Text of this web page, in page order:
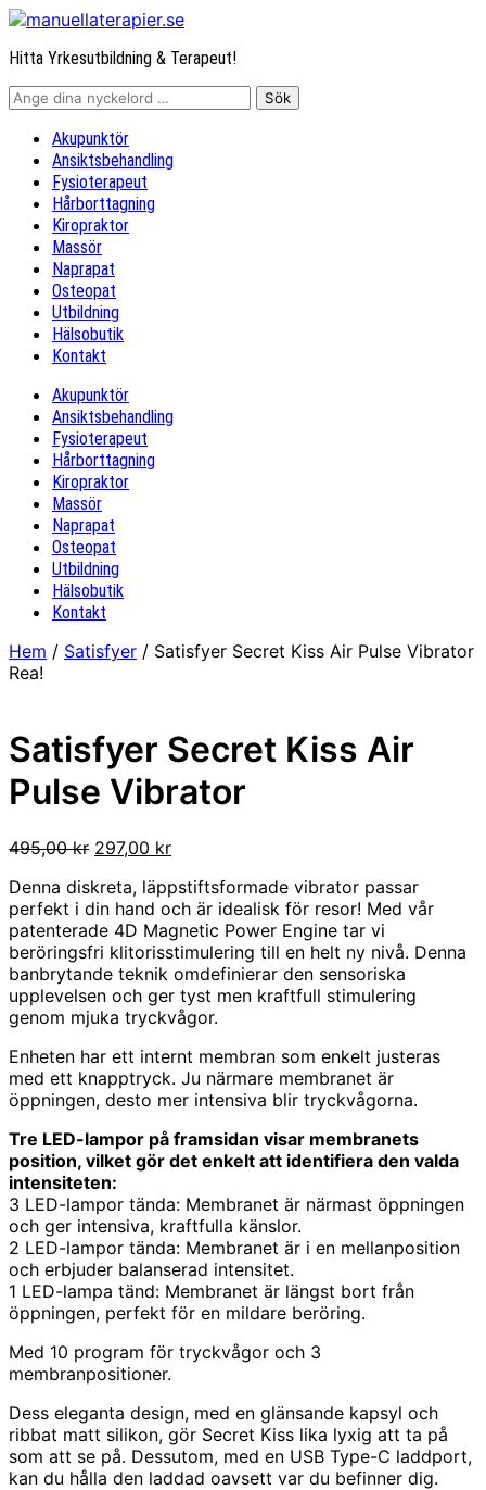
Hitta Yrkesutbildning & Terapeut!
Akupunktör
Ansiktsbehandling
Fysioterapeut
Hårborttagning
Kiropraktor
Massör
Naprapat
Osteopat
Utbildning
Hälsobutik
Kontakt
Akupunktör
Ansiktsbehandling
Fysioterapeut
Hårborttagning
Kiropraktor
Massör
Naprapat
Osteopat
Utbildning
Hälsobutik
Kontakt
Hem / Satisfyer / Satisfyer Secret Kiss Air Pulse Vibrator
Rea!
Satisfyer Secret Kiss Air
Pulse Vibrator
495,00kr Det
priset
var:
495,00 kr.
297,00 krDet
priset
är:
297,00 kr.
Denna diskreta, läppstiftsformade vibrator passar
perfekt i din hand och är idealisk för resor! Med vår
patenterade 4D Magnetic Power Engine tar vi
beröringsfri klitorisstimulering till en helt ny nivå. Denna
banbrytande teknik omdefinierar den sensoriska
upplevelsen och ger tyst men kraftfull stimulering
genom mjuka tryckvågor.
Enheten har ett internt membran som enkelt justeras
med ett knapptryck. Ju närmare membranet är
öppningen, desto mer intensiva blir tryckvågorna.
Tre LED-lampor på framsidan visar membranets
position, vilket gör det enkelt att identifiera den valda
intensiteten:
3 LED-lampor tända: Membranet är närmast öppningen
och ger intensiva, kraftfulla känslor.
2 LED-lampor tända: Membranet är i en mellanposition
och erbjuder balanserad intensitet.
1 LED-lampa tänd: Membranet är längst bort från
öppningen, perfekt för en mildare beröring.
Med 10 program för tryckvågor och 3
membranpositioner.
Dess eleganta design, med en glänsande kapsyl och
ribbat matt silikon, gör Secret Kiss lika lyxig att ta på
som att se på. Dessutom, med en USB Type-C laddport,
kan du hålla den laddad oavsett var du befinner dig.